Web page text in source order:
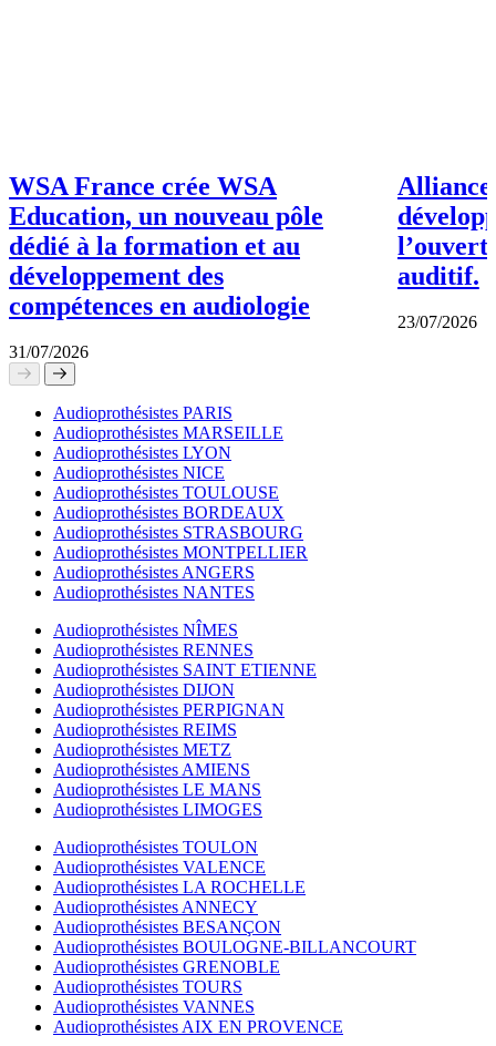
WSA France crée WSA
Education, un nouveau pôle
dédié à la formation et au
développement des
compétences en audiologie
31/07/2026
auditif.
23/07/2026
Audioprothésistes PARIS
Audioprothésistes MARSEILLE
Audioprothésistes LYON
Audioprothésistes NICE
Audioprothésistes TOULOUSE
Audioprothésistes BORDEAUX
Audioprothésistes STRASBOURG
Audioprothésistes MONTPELLIER
Audioprothésistes ANGERS
Audioprothésistes NANTES
Audioprothésistes NÎMES
Audioprothésistes RENNES
Audioprothésistes SAINT ETIENNE
Audioprothésistes DIJON
Audioprothésistes PERPIGNAN
Audioprothésistes REIMS
Audioprothésistes METZ
Audioprothésistes AMIENS
Audioprothésistes LE MANS
Audioprothésistes LIMOGES
Audioprothésistes TOULON
Audioprothésistes VALENCE
Audioprothésistes LA ROCHELLE
Audioprothésistes ANNECY
Audioprothésistes BESANÇON
Audioprothésistes BOULOGNE-BILLANCOURT
Audioprothésistes GRENOBLE
Audioprothésistes TOURS
Audioprothésistes VANNES
Audioprothésistes AIX EN PROVENCE